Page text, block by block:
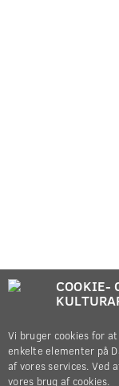
COOKIE-
Vi bruger cookies for
enkelte elementer på
af vores services. Ved
vores brug af cookies.